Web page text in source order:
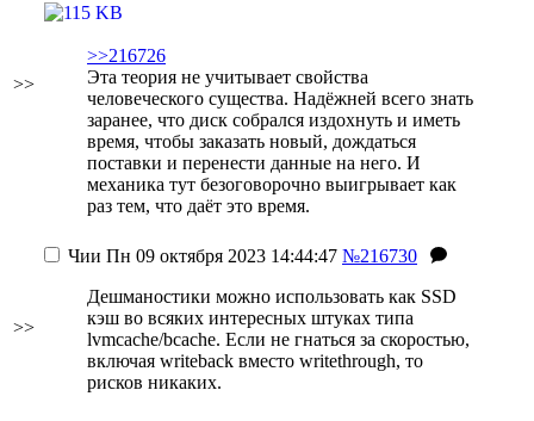
>>
>>216726
Эта теория не учитывает свойства
человеческого существа. Надёжней всего знать
заранее, что диск собрался издохнуть и иметь
время, чтобы заказать новый, дождаться
поставки и перенести данные на него. И
механика тут безоговорочно выигрывает как
раз тем, что даёт это время.
>>
Чии Пн 09 октября 2023 14:44:47 №216730
Дешманостики можно использовать как SSD
кэш во всяких интересных штуках типа
lvmcache/bcache. Если не гнаться за скоростью,
включая writeback вместо writethrough, то
рисков никаких.